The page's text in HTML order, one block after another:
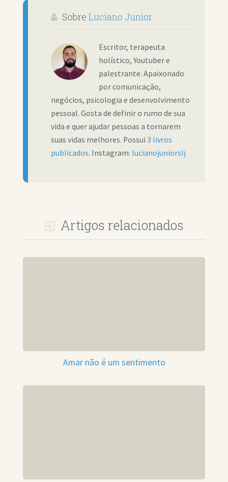
Sobre Luciano Junior
Escritor, terapeuta
holístico, Youtuber e
palestrante. Apaixonado
por comunicação,
negócios, psicologia e desenvolvimento
pessoal. Gosta de definir o rumo de sua
vida e quer ajudar pessoas a tornarem
suas vidas melhores. Possui 3 livros
publicados. Instagram: lucianojuniorslj
Artigos relacionados
Amar não é um sentimento